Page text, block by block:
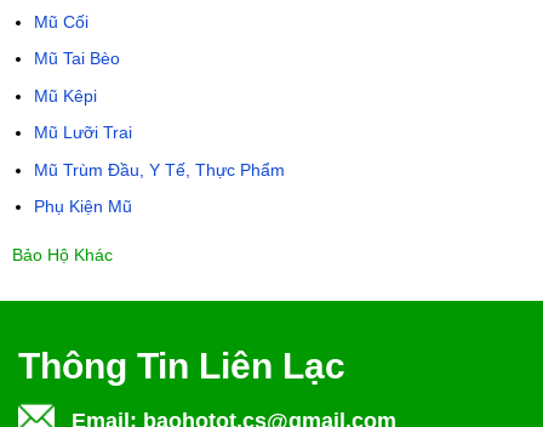
Mũ Cối
Mũ Tai Bèo
Mũ Kêpi
Mũ Lưỡi Trai
Mũ Trùm Đầu, Y Tế, Thực Phẩm
Phụ Kiện Mũ
Bảo Hộ Khác
Thông Tin Liên Lạc
Email: baohotot.cs@gmail.com